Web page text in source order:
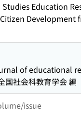
Education
Development
of educational
国社会科教育学会 編
issue